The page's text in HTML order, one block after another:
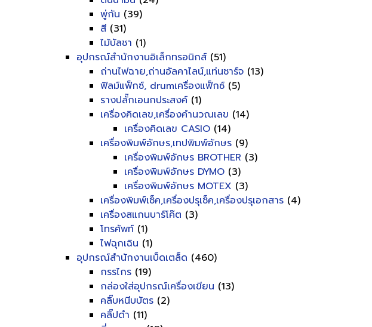
พู่กัน (39)
สี (31)
ไม้บัลชา (1)
อุปกรณ์สำนักงานอิเล็กทรอนิกส์ (51)
ถ่านไฟฉาย,ถ่านอัลคาไลน์,แท่นชาร์จ (13)
ฟิลม์แฟ็กซ์, drumเครื่องแฟ็กซ์ (5)
รางปลั๊กเอนกประสงค์ (1)
เครื่องคิดเลข,เครื่องคำนวณเลข (14)
เครื่องคิดเลข CASIO (14)
เครื่องพิมพ์อักษร,เทปพิมพ์อักษร (9)
เครื่องพิมพ์อักษร BROTHER (3)
เครื่องพิมพ์อักษร DYMO (3)
เครื่องพิมพ์อักษร MOTEX (3)
เครื่องพิมพ์เช็ค,เครื่องปรุเช็ค,เครื่องปรุเอกสาร (4)
เครื่องสแกนบาร์โค๊ต (3)
โทรศัพท์ (1)
ไฟฉุกเฉิน (1)
อุปกรณ์สำนักงานเบ็ดเตล็ด (460)
กรรไกร (19)
กล่องใส่อุปกรณ์เครื่องเขียน (13)
คลิ๊บหนีบบัตร (2)
คลิ๊ปดำ (11)